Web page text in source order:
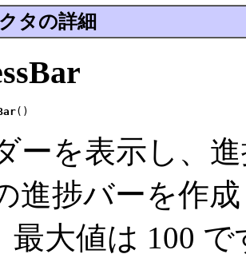
タの詳細
()
ーを表示し、
進捗バーを作
最大値は 100 で